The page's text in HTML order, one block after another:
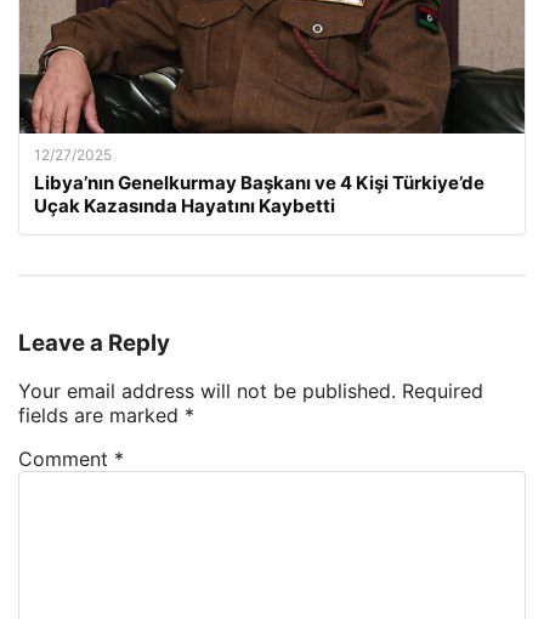
12/27/2025
Libya’nın Genelkurmay Başkanı ve 4 Kişi Türkiye’de
Uçak Kazasında Hayatını Kaybetti
Leave a Reply
Your email address will not be published. Required
fields are marked *
Comment *